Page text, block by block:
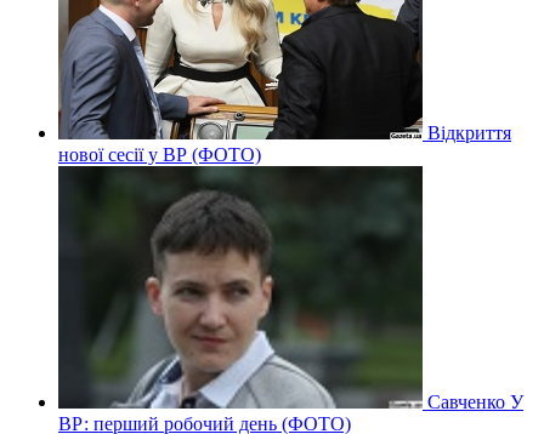
Відкриття
нової сесії у ВР (ФОТО)
Савченко У
ВР: перший робочий день (ФОТО)